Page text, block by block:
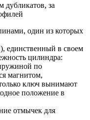
дубликатов, за
один из которых
единственный в своем
цилиндра:
по
магнитом,
ключ вынимают
положение в
отмычек для